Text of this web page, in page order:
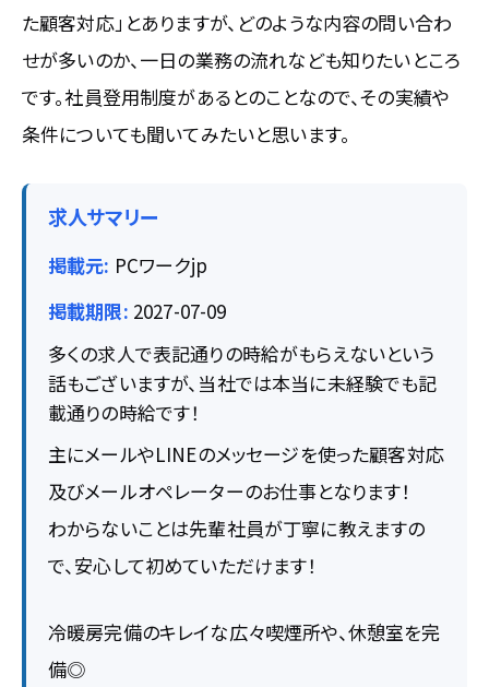
た顧客対応」とありますが、どのような内容の問い合わ
せが多いのか、一日の業務の流れなども知りたいところ
です。社員登用制度があるとのことなので、その実績や
条件についても聞いてみたいと思います。
求人サマリー
掲載元: PCワークjp
掲載期限: 2027-07-09
多くの求人で表記通りの時給がもらえないという
話もございますが、当社では本当に未経験でも記
載通りの時給です！
主にメールやLINEのメッセージを使った顧客対応
及びメールオペレーターのお仕事となります！
わからないことは先輩社員が丁寧に教えますの
で、安心して初めていただけます！
冷暖房完備のキレイな広々喫煙所や、休憩室を完
備◎